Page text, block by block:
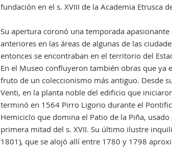
fundación en el s. XVIII de la Academia Etrusca
Su apertura coronó una temporada
anteriores en las áreas de algunas de las
entonces se encontraban en el territorio del
En el Museo confluyeron también obras que ya
fruto de un coleccionismo más antiguo. Desde
Venti, en la planta noble del edificio que
terminó en 1564 Pirro Ligorio durante el
Hemiciclo que domina el Patio de la Piña,
primera mitad del s. XVII. Su último ilustre
1801), que se alojó allí entre 1780 y 1798